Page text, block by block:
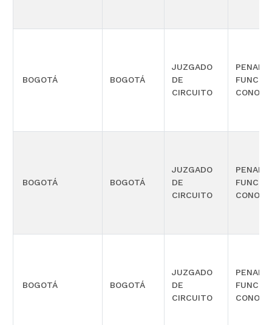
BOGOTÁ BOGOTÁ
JUZGADO
DE
CIRCUITO
PENAL
BOGOTÁ BOGOTÁ
JUZGADO
DE
CIRCUITO
PENAL
BOGOTÁ BOGOTÁ
JUZGADO
DE
CIRCUITO
PENAL